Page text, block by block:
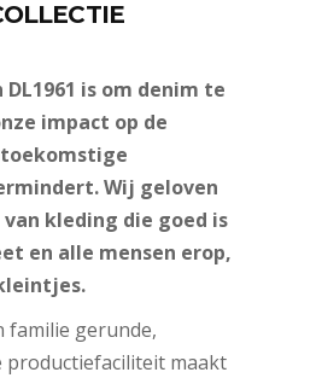
DL1961 is om denim te
impact op de
Wij geloven
kleding die goed is
en alle mensen erop,
familie gerunde,
productiefaciliteit maakt